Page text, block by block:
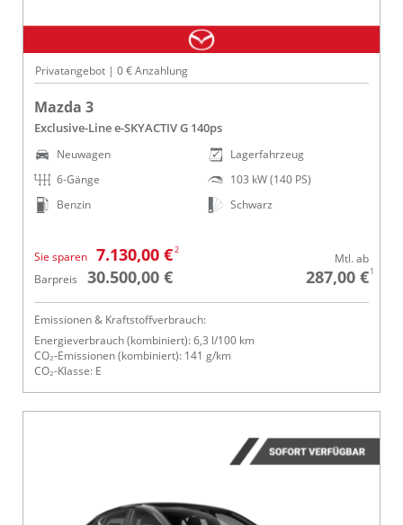
Privatangebot | 0 € Anzahlung
Mazda 3
Exclusive-Line e-SKYACTIV G 140ps
Neuwagen
6-Gänge
Benzin
Lagerfahrzeug
103 kW (140 PS)
Schwarz
Sie sparen 7.130,00 €2
Barpreis 30.500,00 €
Mtl. ab
287,00 €1
Emissionen & Kraftstoffverbrauch:
Energieverbrauch (kombiniert): 6,3 l/100 km
CO₂-Emissionen (kombiniert): 141 g/km
CO₂-Klasse: E